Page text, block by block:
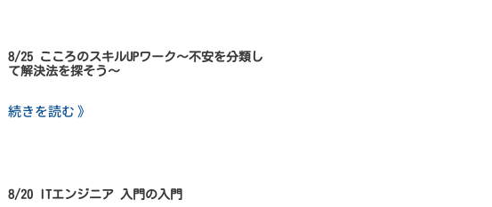
8/25 こころのスキルUPワーク～不安を分類し
て解決法を探そう～
続きを読む 》
8/20 ITエンジニア 入門の入門